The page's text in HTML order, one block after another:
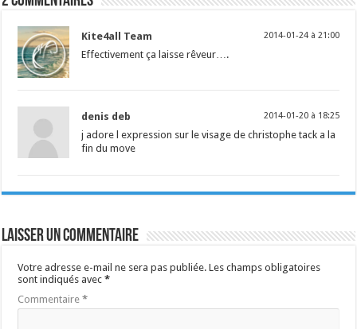
Kite4all Team 2014-01-24 à 21:00
Effectivement ça laisse rêveur….
denis deb 2014-01-20 à 18:25
j adore l expression sur le visage de christophe tack a la
fin du move
Laisser un commentaire
Votre adresse e-mail ne sera pas publiée. Les champs obligatoires
sont indiqués avec*
Commentaire*